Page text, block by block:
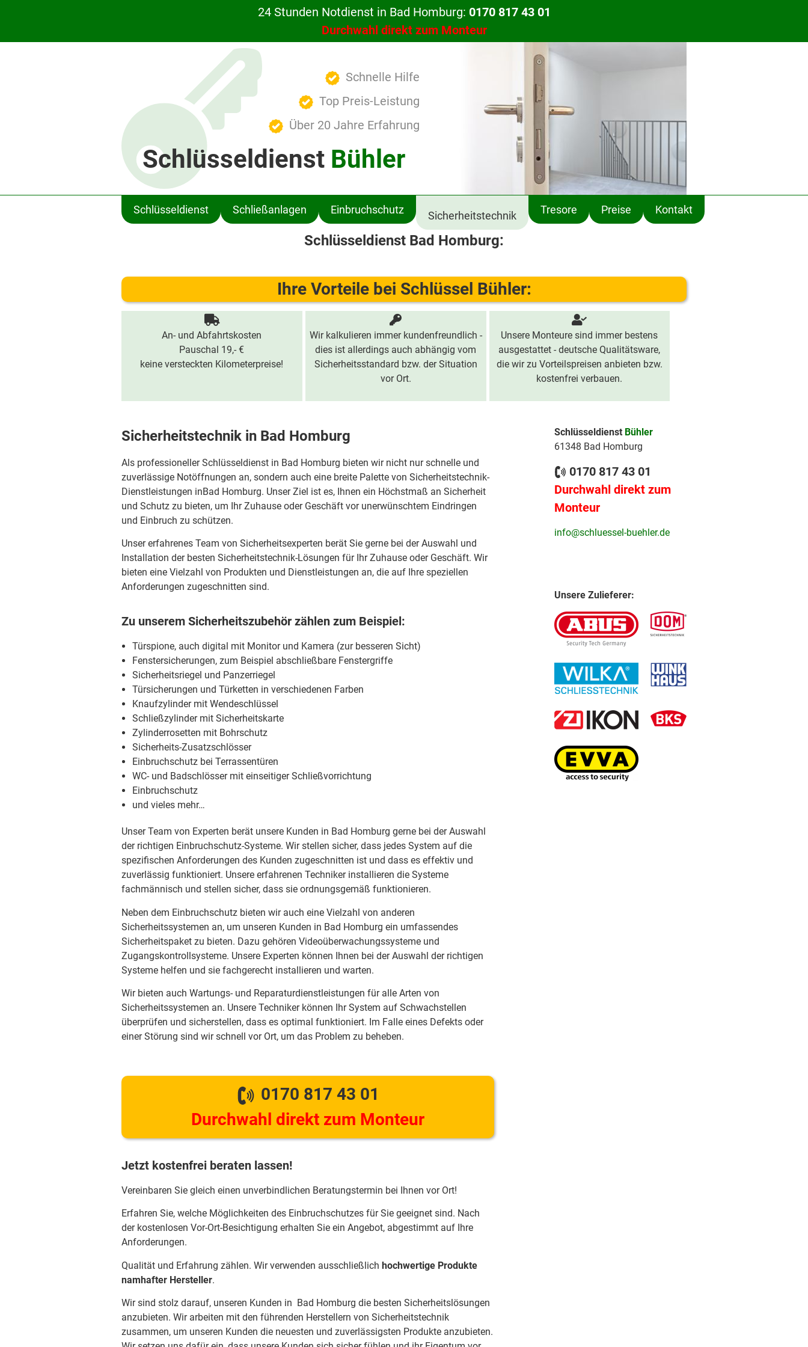
24 Stunden Notdienst in Bad Homburg: 0170 817 43 01
Durchwahl direkt zum Monteur
Schnelle Hilfe
Top Preis-Leistung
Über 20 Jahre Erfahrung
Schlüsseldienst Bühler
Schlüsseldienst Schließanlagen Einbruchschutz Sicherheitstechnik Tresore Preise Kontakt
Schlüsseldienst Bad Homburg:
Ihre Vorteile bei Schlüssel Bühler:
An- und Abfahrtskosten
Pauschal 19,- €
keine versteckten Kilometerpreise!
Wir kalkulieren immer kundenfreundlich -
dies ist allerdings auch abhängig vom
Sicherheitsstandard bzw. der Situation
vor Ort.
Unsere Monteure sind immer bestens
ausgestattet - deutsche Qualitätsware,
die wir zu Vorteilspreisen anbieten bzw.
kostenfrei verbauen.
Sicherheitstechnik in Bad Homburg
Als professioneller Schlüsseldienst in Bad Homburg bieten wir nicht nur schnelle und
zuverlässige Notöffnungen an, sondern auch eine breite Palette von Sicherheitstechnik-
Dienstleistungen inBad Homburg. Unser Ziel ist es, Ihnen ein Höchstmaß an Sicherheit
und Schutz zu bieten, um Ihr Zuhause oder Geschäft vor unerwünschtem Eindringen
und Einbruch zu schützen.
Unser erfahrenes Team von Sicherheitsexperten berät Sie gerne bei der Auswahl und
Installation der besten Sicherheitstechnik-Lösungen für Ihr Zuhause oder Geschäft. Wir
bieten eine Vielzahl von Produkten und Dienstleistungen an, die auf Ihre speziellen
Anforderungen zugeschnitten sind.
Zu unserem Sicherheitszubehör zählen zum Beispiel:
Türspione, auch digital mit Monitor und Kamera (zur besseren Sicht)
Fenstersicherungen, zum Beispiel abschließbare Fenstergriffe
Sicherheitsriegel und Panzerriegel
Türsicherungen und Türketten in verschiedenen Farben
Knaufzylinder mit Wendeschlüssel
Schließzylinder mit Sicherheitskarte
Zylinderrosetten mit Bohrschutz
Sicherheits-Zusatzschlösser
Einbruchschutz bei Terrassentüren
WC- und Badschlösser mit einseitiger Schließvorrichtung
Einbruchschutz
und vieles mehr…
Unser Team von Experten berät unsere Kunden in Bad Homburg gerne bei der Auswahl
der richtigen Einbruchschutz-Systeme. Wir stellen sicher, dass jedes System auf die
spezifischen Anforderungen des Kunden zugeschnitten ist und dass es effektiv und
zuverlässig funktioniert. Unsere erfahrenen Techniker installieren die Systeme
fachmännisch und stellen sicher, dass sie ordnungsgemäß funktionieren.
Neben dem Einbruchschutz bieten wir auch eine Vielzahl von anderen
Sicherheitssystemen an, um unseren Kunden in Bad Homburg ein umfassendes
Sicherheitspaket zu bieten. Dazu gehören Videoüberwachungssysteme und
Zugangskontrollsysteme. Unsere Experten können Ihnen bei der Auswahl der richtigen
Systeme helfen und sie fachgerecht installieren und warten.
Wir bieten auch Wartungs- und Reparaturdienstleistungen für alle Arten von
Sicherheitssystemen an. Unsere Techniker können Ihr System auf Schwachstellen
überprüfen und sicherstellen, dass es optimal funktioniert. Im Falle eines Defekts oder
einer Störung sind wir schnell vor Ort, um das Problem zu beheben.
0170 817 43 01
Durchwahl direkt zum Monteur
Jetzt kostenfrei beraten lassen!
Vereinbaren Sie gleich einen unverbindlichen Beratungstermin bei Ihnen vor Ort!
Erfahren Sie, welche Möglichkeiten des Einbruchschutzes für Sie geeignet sind. Nach
der kostenlosen Vor-Ort-Besichtigung erhalten Sie ein Angebot, abgestimmt auf Ihre
Anforderungen.
Qualität und Erfahrung zählen. Wir verwenden ausschließlich hochwertige Produkte
namhafter Hersteller.
Wir sind stolz darauf, unseren Kunden in Bad Homburg die besten Sicherheitslösungen
anzubieten. Wir arbeiten mit den führenden Herstellern von Sicherheitstechnik
zusammen, um unseren Kunden die neuesten und zuverlässigsten Produkte anzubieten.
Schlüsseldienst Bühler
61348 Bad Homburg
0170 817 43 01
Durchwahl direkt zum
Monteur
info@schluessel-buehler.de
Unsere Zulieferer: